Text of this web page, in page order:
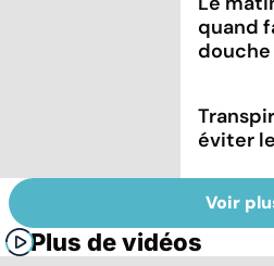
quand
douche
éviter
Voir
Plus de vidéos